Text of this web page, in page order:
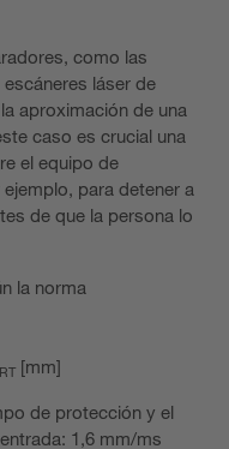
como las
láser de
aproximación de una
caso es crucial una
el equipo de
para detener a
de que la persona lo
la norma
RT [mm]
de protección y el
1,6 mm/ms